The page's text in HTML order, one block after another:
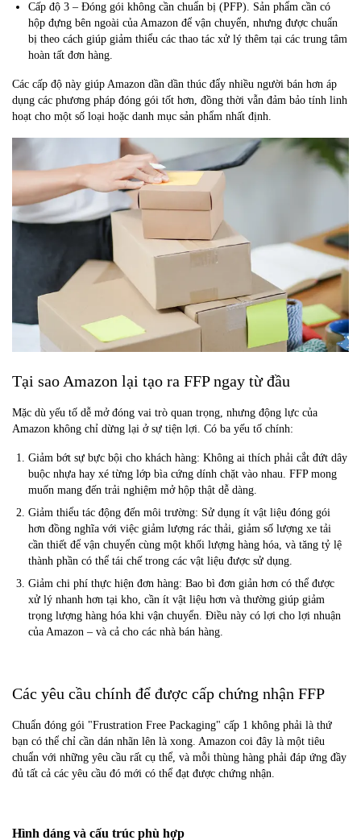
Cấp độ 3 – Đóng gói không cần chuẩn bị (PFP). Sản phẩm cần có
hộp đựng bên ngoài của Amazon để vận chuyển, nhưng được chuẩn
bị theo cách giúp giảm thiểu các thao tác xử lý thêm tại các trung tâm
hoàn tất đơn hàng.
Các cấp độ này giúp Amazon dần dần thúc đẩy nhiều người bán hơn áp
dụng các phương pháp đóng gói tốt hơn, đồng thời vẫn đảm bảo tính linh
hoạt cho một số loại hoặc danh mục sản phẩm nhất định.
Tại sao Amazon lại tạo ra FFP ngay từ đầu
Mặc dù yếu tố dễ mở đóng vai trò quan trọng, nhưng động lực của
Amazon không chỉ dừng lại ở sự tiện lợi. Có ba yếu tố chính:
Giảm bớt sự bực bội cho khách hàng: Không ai thích phải cắt đứt dây
buộc nhựa hay xé từng lớp bìa cứng dính chặt vào nhau. FFP mong
muốn mang đến trải nghiệm mở hộp thật dễ dàng.
Giảm thiểu tác động đến môi trường: Sử dụng ít vật liệu đóng gói
hơn đồng nghĩa với việc giảm lượng rác thải, giảm số lượng xe tải
cần thiết để vận chuyển cùng một khối lượng hàng hóa, và tăng tỷ lệ
thành phần có thể tái chế trong các vật liệu được sử dụng.
Giảm chi phí thực hiện đơn hàng: Bao bì đơn giản hơn có thể được
xử lý nhanh hơn tại kho, cần ít vật liệu hơn và thường giúp giảm
trọng lượng hàng hóa khi vận chuyển. Điều này có lợi cho lợi nhuận
của Amazon – và cả cho các nhà bán hàng.
Các yêu cầu chính để được cấp chứng nhận FFP
Chuẩn đóng gói "Frustration Free Packaging" cấp 1 không phải là thứ
bạn có thể chỉ cần dán nhãn lên là xong. Amazon coi đây là một tiêu
chuẩn với những yêu cầu rất cụ thể, và mỗi thùng hàng phải đáp ứng đầy
đủ tất cả các yêu cầu đó mới có thể đạt được chứng nhận.
Hình dáng và cấu trúc phù hợp